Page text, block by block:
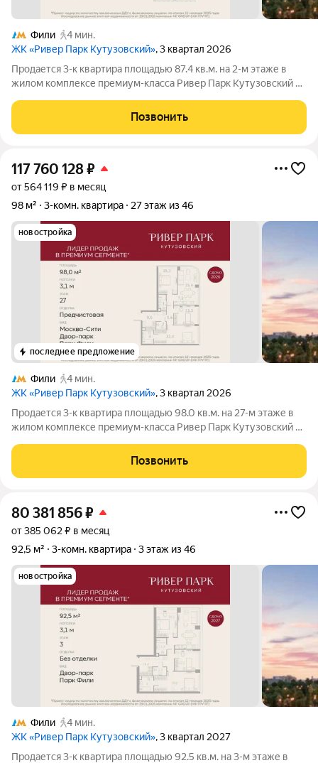
Фили
4 мин.
ЖК «Ривер Парк Кутузовский», 3 квартал 2026
Продается 3-к квартира площадью 87.4 кв.м. на 2-м этаже в
жилом комплексе премиум-класса Ривер Парк Кутузовский в
Кутузовский строится в одном из самых престижных районов
столицы Дорогомилово, на
Позвонить
117 760 128₽
от 564 119 ₽ в месяц
98 м²
3-комн. квартира 27 этаж из 46
новостройка
последнее предложение
Фили
4 мин.
ЖК «Ривер Парк Кутузовский», 3 квартал 2026
Продается 3-к квартира площадью 98.0 кв.м. на 27-м этаже в
жилом комплексе премиум-класса Ривер Парк Кутузовский в
Кутузовский строится в одном из самых престижных районов
столицы Дорогомилово, на
Позвонить
80 381 856₽
от 385 062 ₽ в месяц
92,5 м²
3-комн. квартира 3 этаж из 46
новостройка
Фили
4 мин.
ЖК «Ривер Парк Кутузовский», 3 квартал 2027
Продается 3-к квартира площадью 92.5 кв.м. на 3-м этаже в